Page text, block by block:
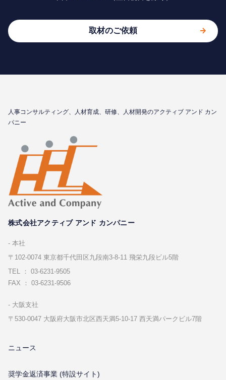
取材のご依頼
⼈事コンサルティング、⼈材育成、研修、⼈材開発のアクティブ アンド カン
パニー
株式会社アクティブ アンド カンパニー
本社
〒102-0074 東京都千代⽥区九段南3-8-11 飛栄九段ビル5階
TEL ： 03-6231-9505
FAX ： 03-6231-9506
⼤阪⽀社
〒530-0047 ⼤阪府⼤阪市北区⻄天満5-10-17 ⻄天満パークビル7階
ニュース
奨学金返済事業 (特設サイト)